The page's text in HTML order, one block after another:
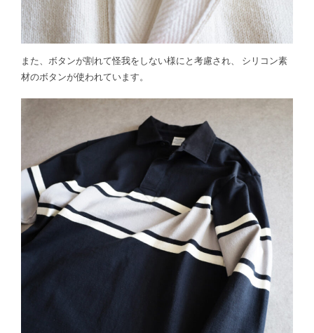
また、ボタンが割れて怪我をしない様にと考慮され、 シリコン素
材のボタンが使われています。